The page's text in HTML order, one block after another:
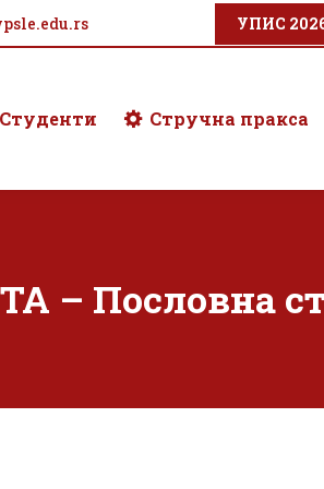
УПИС
Студенти Стручна пракса
– Пословна